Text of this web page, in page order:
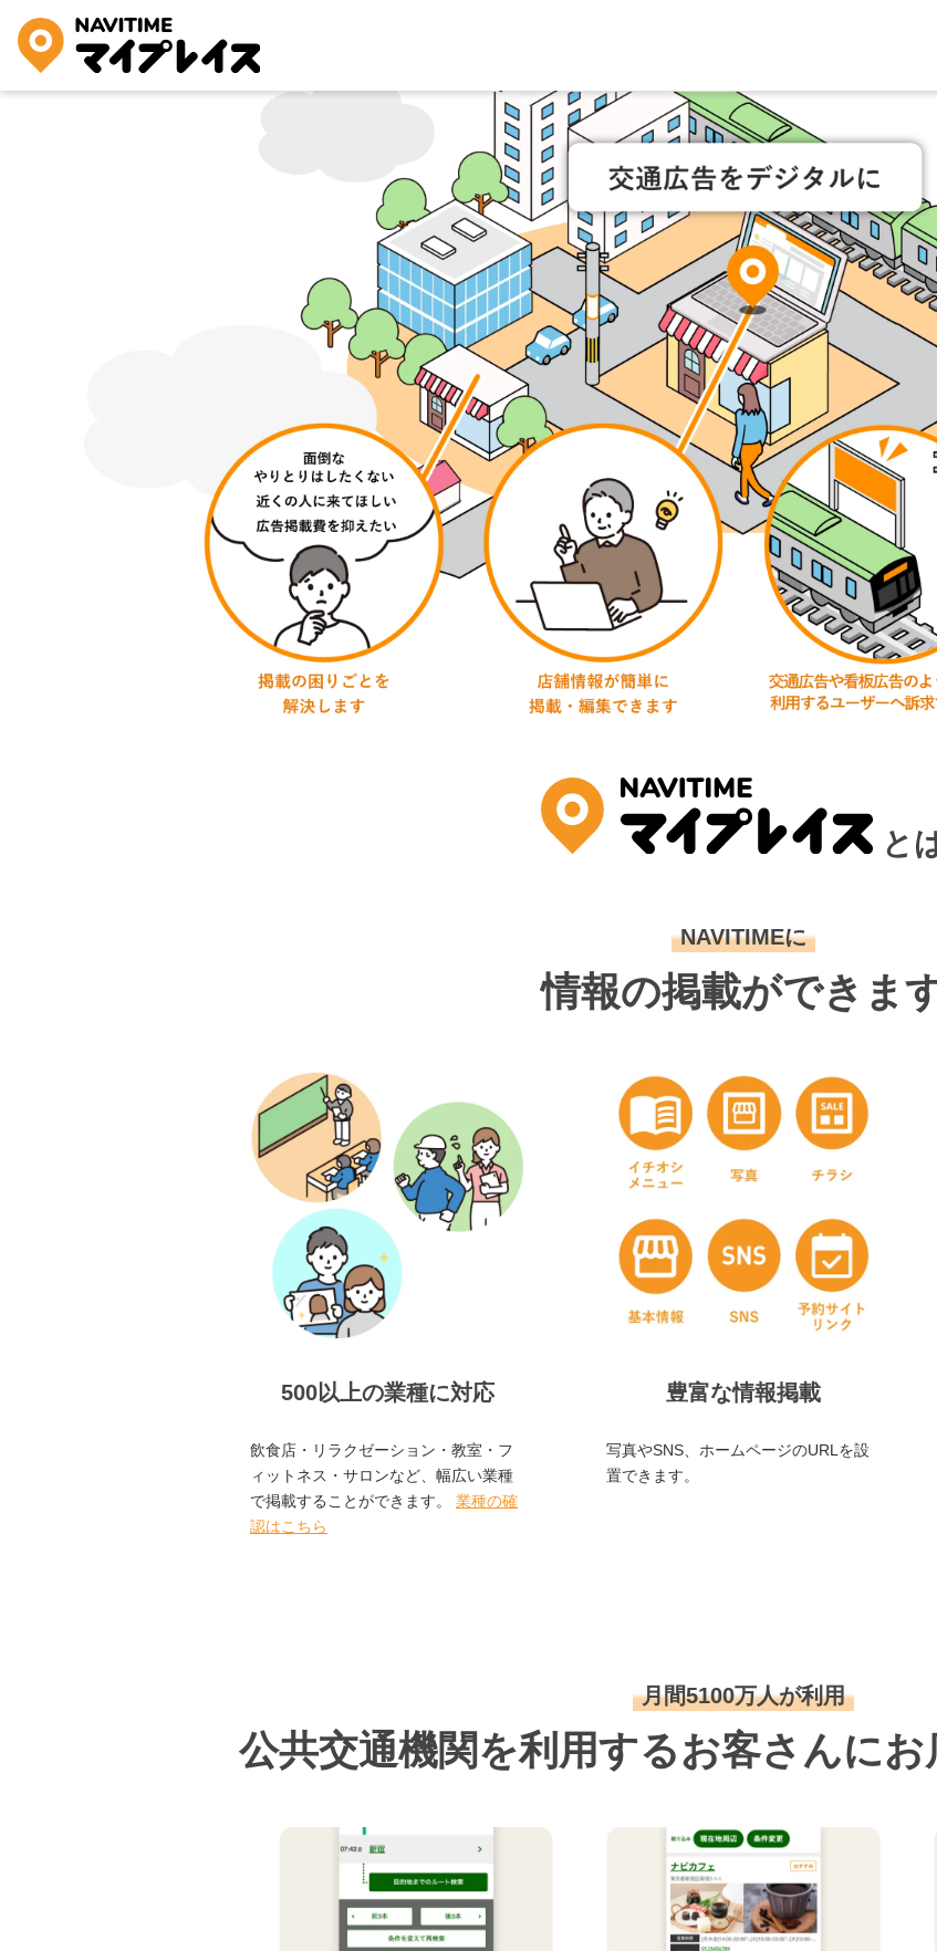
と
NAVITIMEに
情報の掲載ができま
500以上の業種に対応
飲食店・リラクゼーション・教室・フ
ィットネス・サロンなど、幅広い業種
で掲載することができます。 業種の確
認はこちら
豊富な情報掲載
写真やSNS、ホームページのURLを設
置できます。
月間5100万人が利用
公共交通機関を利用するお客さんに